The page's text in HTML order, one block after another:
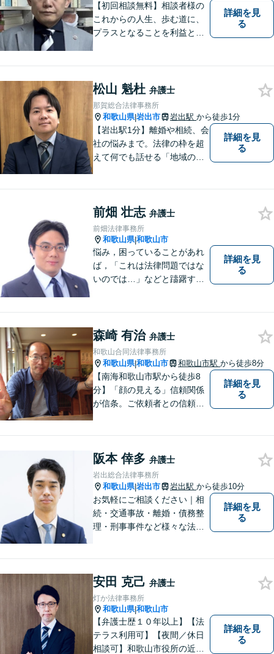
【初回相談無料】相談者様の
これからの人生、歩む道に、
プラスとなることを利益と考
ご相談いただくこともありま
す。
詳細を見
る
松山 魁杜 弁護士
那賀総合法律事務所
和歌山県|岩出市 岩出駅 から徒歩1分
【岩出駅1分】離婚や相続、会
社の悩みまで。法律の枠を超
えて何でも話せる「地域のか
育ちの私が丁寧にサポートし
ます。【丁寧なヒアリング】
【休日や夜間相談も柔軟に対
応】
詳細を見
る
前畑 壮志 弁護士
前畑法律事務所
和歌山県|和歌山市
悩み，困っていることがあれ
ば，「これは法律問題ではな
いのでは…」などと躊躇する
おります。弁護士前畑壮志は
全力で，最善の答えを探せる
ようお手伝いいたします。
詳細を見
る
森崎 有治 弁護士
和歌山合同法律事務所
和歌山県|和歌山市 和歌山市駅 から徒歩8分
【南海和歌山市駅から徒歩8
分】「顔の見える」信頼関係
が信条。ご依頼者との信頼関
な解決策を提案させていただ
きます。
詳細を見
る
阪本 倖多 弁護士
岩出総合法律事務所
和歌山県|岩出市 岩出駅 から徒歩10分
お気軽にご相談ください｜相
続・交通事故・離婚・債務整
理・刑事事件など様々な法律
日・オンライン相談OK（要予
約）｜丁寧な報告とスピード
対応で安心をお届けします
詳細を見
る
安田 克己 弁護士
灯か法律事務所
和歌山県|和歌山市
【弁護士歴１０年以上】【法
テラス利用可】【夜間／休日
相談可】和歌山市役所の近
詳細を見
る